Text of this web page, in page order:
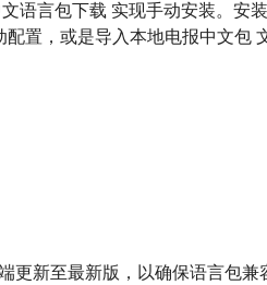
言包下载 实现手动安装。安
置，或是导入本地电报中文包
新至最新版，以确保语言包兼